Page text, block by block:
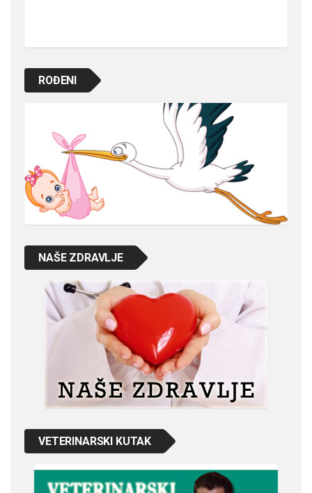
ROĐENI
NAŠE ZDRAVLJE
VETERINARSKI KUTAK